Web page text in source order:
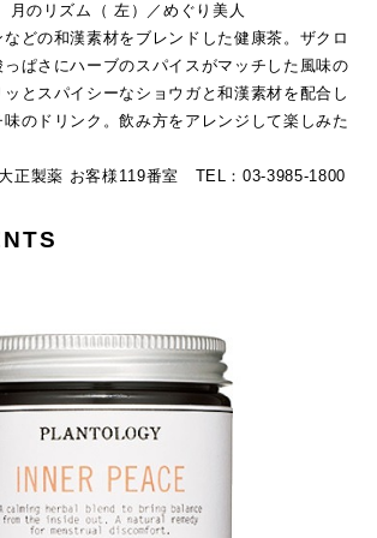
月のリズム（ 左）／めぐり美人
どの和漢素材をブレンドした健康茶。ザクロ
っぱさにハーブのスパイスがマッチした風味の
とスパイシーなショウガと和漢素材を配合し
のドリンク。飲み方をアレンジして楽しみた
正製薬 お客様119番室 TEL：03-3985-1800